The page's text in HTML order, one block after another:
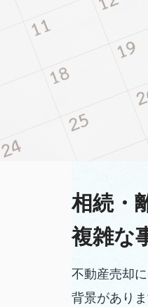
相続・
複雑な
不動産売却
背景がありま